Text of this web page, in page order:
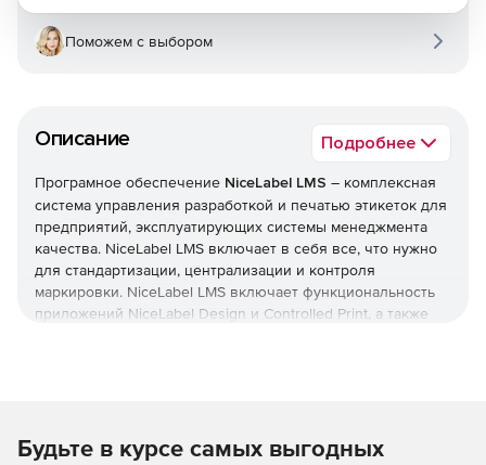
Описание Подробнее
Програмное обеспечение NiceLabel LMS – комплексная
система управления разработкой и печатью этикеток для
предприятий, эксплуатирующих системы менеджмента
качества. NiceLabel LMS включает в себя все, что нужно
для стандартизации, централизации и контроля
маркировки. NiceLabel LMS включает функциональность
приложений NiceLabel Design и Controlled Print, а также
Поможем с выбором
Будьте в курсе самых выгодных